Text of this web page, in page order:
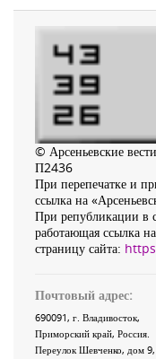
© Арсеньевские
П2436
При перепечатке и
ссылка на
При републикации в
работающая ссылка
страницу сайта:
Почтовый адрес:
690091, г. Владивосток,
Приморский край, Россия
Переулок Шевченко, дом